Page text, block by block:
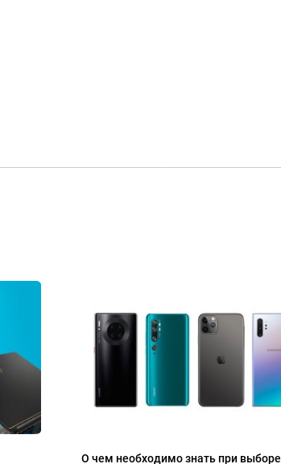
О чем необходимо знать при выборе